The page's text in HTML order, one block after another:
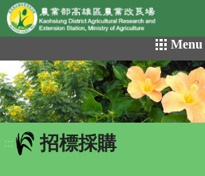
網頁置頂
到
主
要
內
容
區
Menu
::: 招標採購